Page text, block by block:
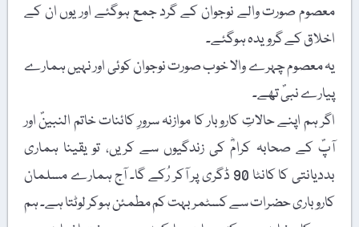
معصوم صورت والے نوجوان کے گرد جمع ہوگئے اور یوں ان کے
اخلاق کے گرویدہ ہوگئے۔
یہ معصوم چہرے والا خوب صورت نوجوان کوئی اور نہیں ہمارے
پیارے نبیؐ تھے۔
اگر ہم اپنے حالاتِ کاروبار کا موازنہ سرورِ کائنات خاتم النبینؐ اور
آپؐ کے صحابہ کرامؓ کی زندگیوں سے کریں، تو یقینا ہماری
بددیانتی کا کانٹا 90 ڈگری پر آکر رُکے گا۔ آج ہمارے مسلمان
کاروباری حضرات سے کسٹمر بہت کم مطمئن ہوکر لوٹتا ہے۔ ہم